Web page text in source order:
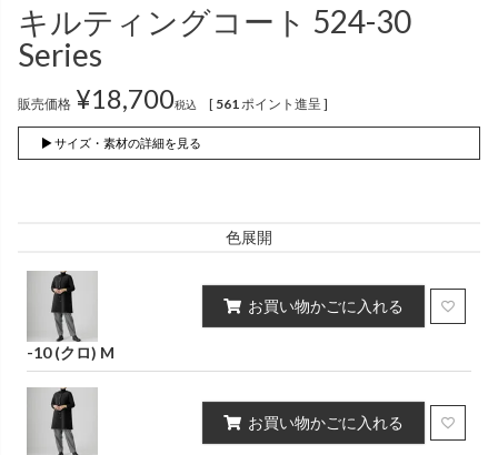
インナー パンツ
麻（無地）
（綿56％、ポリエステル：18％、
麻12%、
麻プラス（ボーダー）
（綿56%、ポリエステル18%、
かぐらやロール一覧
キルティングコート 524-30
Series
販売価格 ¥18,700税込 [ 561 ポイント進呈 ]
▶ サイズ・素材の詳細を見る
色展開
-10 (クロ) M
お買い物かごに入れる
お買い物かごに入れる